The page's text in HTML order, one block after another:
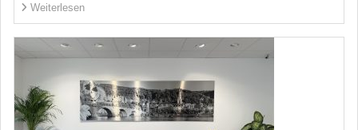
Weiterlesen